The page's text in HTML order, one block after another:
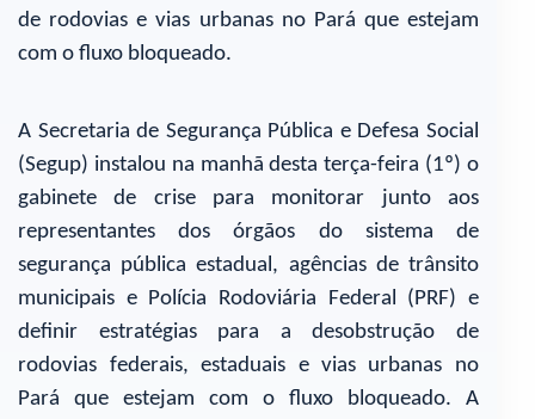
de rodovias e vias urbanas no Pará que estejam
com o fluxo bloqueado.
A Secretaria de Segurança Pública e Defesa Social
(Segup) instalou na manhã desta terça-feira (1º) o
gabinete de crise para monitorar junto aos
representantes dos órgãos do sistema de
segurança pública estadual, agências de trânsito
municipais e Polícia Rodoviária Federal (PRF) e
definir estratégias para a desobstrução de
rodovias federais, estaduais e vias urbanas no
Pará que estejam com o fluxo bloqueado. A